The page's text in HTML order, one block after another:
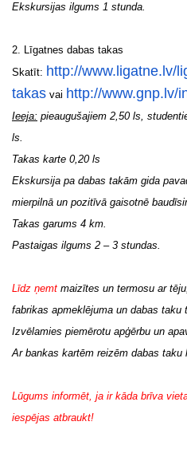
Ekskursijas ilgums 1 stunda.
2. Līgatnes dabas takas
Skatīt: http://www.ligatne.lv/
takas vai http://www.gnp.lv/
Ieeja: pieaugušajiem 2,50 ls,
ls.
Takas karte 0,20 ls
Ekskursija pa dabas takām gida
mierpilnā un pozitīvā gaisotnē
Takas garums 4 km.
Pastaigas ilgums 2 – 3 stundas.
Līdz ņemt maizītes un termosu ar
fabrikas apmeklējuma un dabas taku
Izvēlamies piemērotu apģērbu un
Ar bankas kartēm reizēm dabas taku
Lūgums informēt, ja ir kāda brīva
iespējas atbraukt!